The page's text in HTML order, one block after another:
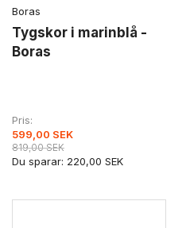
Boras
Tygskor i marinblå -
Boras
Pris
599,00 SEK
819,00 SEK
Du sparar: 220,00 SEK